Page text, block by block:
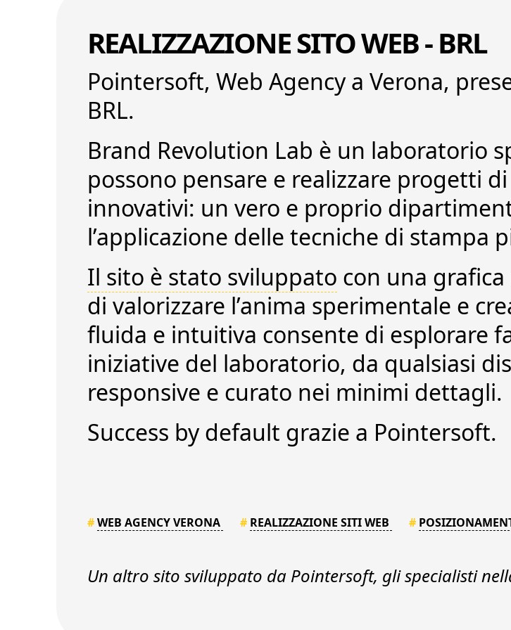
REALIZZAZIONE SITO WEB- BRL
Pointersoft, Web Agency a Verona,
BRL.
Brand Revolution Lab è un laboratorio
possono pensare e realizzare progetti
innovativi: un vero e proprio
l’applicazione delle tecniche di stampa
Il sito è stato sviluppato con una grafica
di valorizzare l’anima sperimentale e
fluida e intuitiva consente di esplorare
iniziative del laboratorio, da qualsiasi
responsive e curato nei minimi dettagli.
Success by default grazie a Pointersoft.
#WEB AGENCY VERONA # REALIZZAZIONE SITI WEB #
Un altro sito sviluppato da Pointersoft, gli specialisti